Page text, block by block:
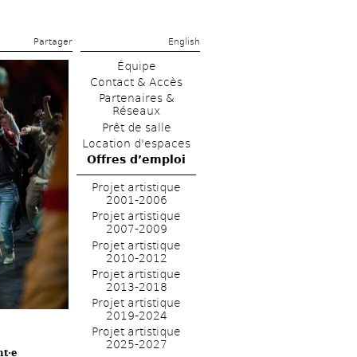
Partager English
Équipe
Contact & Accès
Partenaires &
Réseaux
Prêt de salle
Location d'espaces
Offres d’emploi
Projet artistique
2001-2006
Projet artistique
2007-2009
Projet artistique
2010-2012
Projet artistique
2013-2018
Projet artistique
2019-2024
Projet artistique
2025-2027